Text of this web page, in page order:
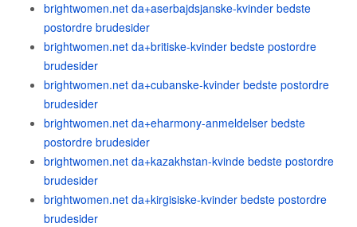
brightwomen.net da+aserbajdsjanske-kvinder bedste
postordre brudesider
brightwomen.net da+britiske-kvinder bedste postordre
brudesider
brightwomen.net da+cubanske-kvinder bedste postordre
brudesider
brightwomen.net da+eharmony-anmeldelser bedste
postordre brudesider
brightwomen.net da+kazakhstan-kvinde bedste postordre
brudesider
brightwomen.net da+kirgisiske-kvinder bedste postordre
brudesider